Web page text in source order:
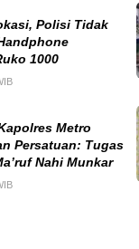
Polisi Tidak
1000
Metro
Persatuan: Tugas
Nahi Munkar